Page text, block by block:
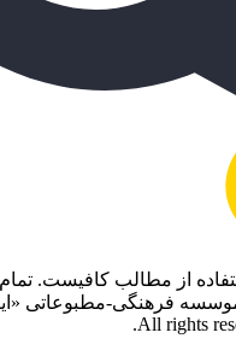
از مطالب کافیست.
فرهنگی-مطبوعاتی
All rights